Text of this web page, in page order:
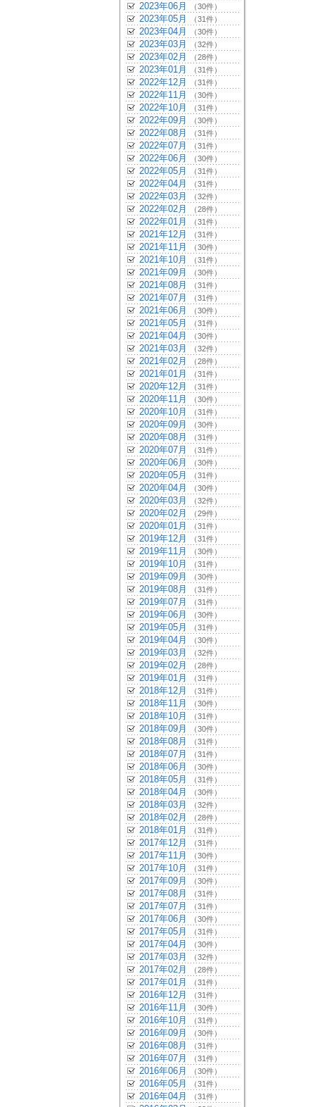
2023年06月 （30件）
2023年05月 （31件）
2023年04月 （30件）
2023年03月 （32件）
2023年02月 （28件）
2023年01月 （31件）
2022年12月 （31件）
2022年11月 （30件）
2022年10月 （31件）
2022年09月 （30件）
2022年08月 （31件）
2022年07月 （31件）
2022年06月 （30件）
2022年05月 （31件）
2022年04月 （31件）
2022年03月 （32件）
2022年02月 （28件）
2022年01月 （31件）
2021年12月 （31件）
2021年11月 （30件）
2021年10月 （31件）
2021年09月 （30件）
2021年08月 （31件）
2021年07月 （31件）
2021年06月 （30件）
2021年05月 （31件）
2021年04月 （30件）
2021年03月 （32件）
2021年02月 （28件）
2021年01月 （31件）
2020年12月 （31件）
2020年11月 （30件）
2020年10月 （31件）
2020年09月 （30件）
2020年08月 （31件）
2020年07月 （31件）
2020年06月 （30件）
2020年05月 （31件）
2020年04月 （30件）
2020年03月 （32件）
2020年02月 （29件）
2020年01月 （31件）
2019年12月 （31件）
2019年11月 （30件）
2019年10月 （31件）
2019年09月 （30件）
2019年08月 （31件）
2019年07月 （31件）
2019年06月 （30件）
2019年05月 （31件）
2019年04月 （30件）
2019年03月 （32件）
2019年02月 （28件）
2019年01月 （31件）
2018年12月 （31件）
2018年11月 （30件）
2018年10月 （31件）
2018年09月 （30件）
2018年08月 （31件）
2018年07月 （31件）
2018年06月 （30件）
2018年05月 （31件）
2018年04月 （30件）
2018年03月 （32件）
2018年02月 （28件）
2018年01月 （31件）
2017年12月 （31件）
2017年11月 （30件）
2017年10月 （31件）
2017年09月 （30件）
2017年08月 （31件）
2017年07月 （31件）
2017年06月 （30件）
2017年05月 （31件）
2017年04月 （30件）
2017年03月 （32件）
2017年02月 （28件）
2017年01月 （31件）
2016年12月 （31件）
2016年11月 （30件）
2016年10月 （31件）
2016年09月 （30件）
2016年08月 （31件）
2016年07月 （31件）
2016年06月 （30件）
2016年05月 （31件）
2016年04月 （31件）